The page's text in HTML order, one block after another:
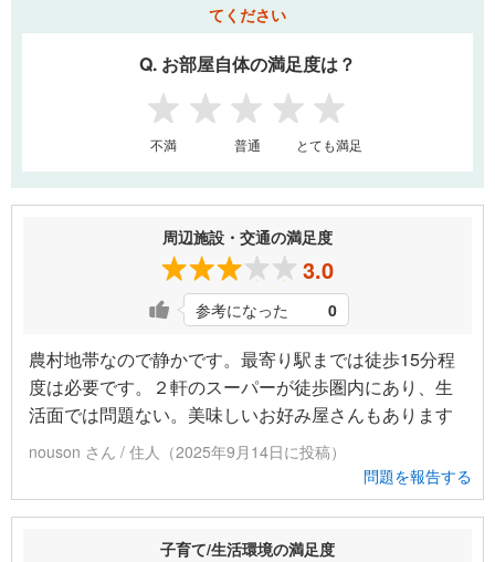
てください
Q. お部屋自体の満足度は？
1 2 3 4 5
不満 普通 とても満足
周辺施設・交通の満足度
3.0
参考になった 0
農村地帯なので静かです。最寄り駅までは徒歩15分程
度は必要です。２軒のスーパーが徒歩圏内にあり、生
活面では問題ない。美味しいお好み屋さんもあります
nouson さん / 住人（2025年9月14日に投稿）
問題を報告する
子育て/生活環境の満足度